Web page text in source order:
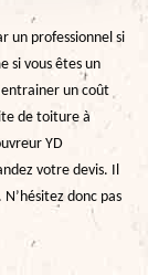
un professionnel si
si vous êtes un
un coût
de toiture à
YD
votre devis. Il
donc pas